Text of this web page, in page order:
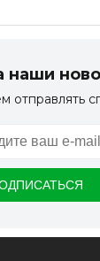
наши
отправлять